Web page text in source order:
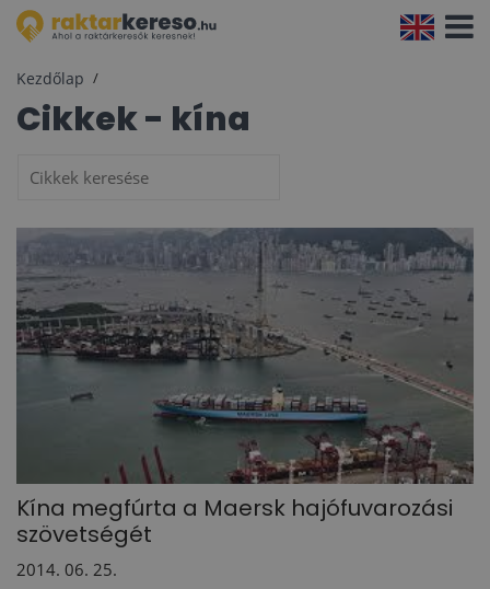
Kezdőlap
Cikkek - kína
Kína megfúrta a Maersk hajófuvarozási
szövetségét
2014. 06. 25.